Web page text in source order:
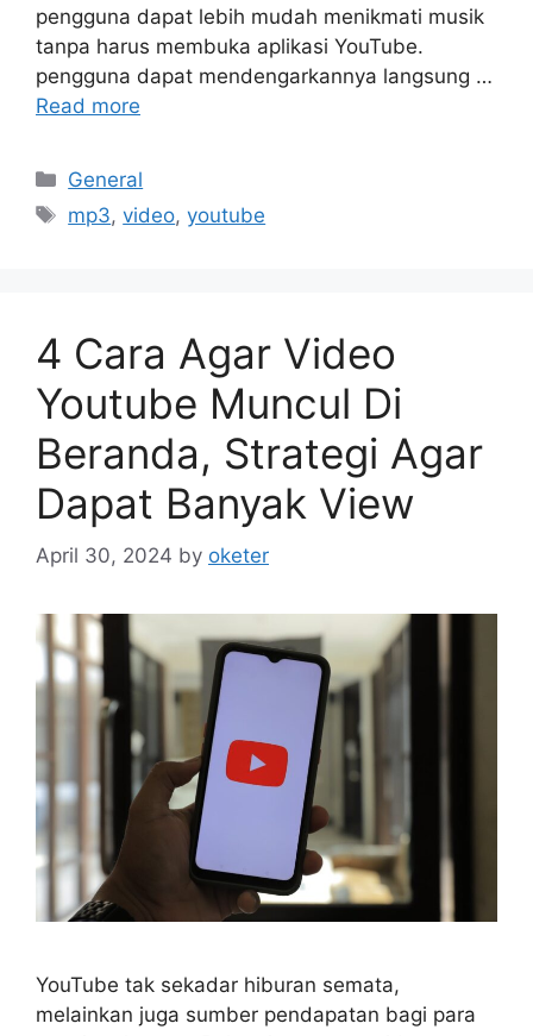
pengguna dapat lebih mudah menikmati musik
tanpa harus membuka aplikasi YouTube.
pengguna dapat mendengarkannya langsung …
Read more
Categories
General
Tags
mp3,video,youtube
4 Cara Agar Video
Youtube Muncul Di
Beranda, Strategi Agar
Dapat Banyak View
April 30, 2024 by oketer
YouTube tak sekadar hiburan semata,
melainkan juga sumber pendapatan bagi para